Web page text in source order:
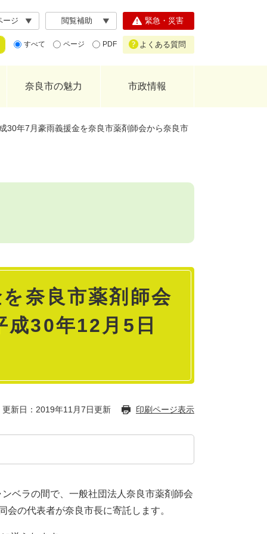
ージ 閲覧補助
すべて ページ PDF
緊急・災害
よくある質問
奈良市の魅力 市政情報
30年7月豪雨義援金を奈良市薬剤師会から奈良市
奈良市薬剤師会
成30年12月5日
更新日：2019年11月7日更新 印刷ページ表示
ベラの間で、一般社団法人奈良市薬剤師会
の代表者が奈良市長に寄託します。